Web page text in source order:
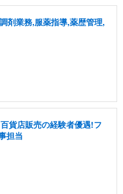
剤業務,服薬指導,薬歴管理,
貨店販売の経験者優遇!フ
担当